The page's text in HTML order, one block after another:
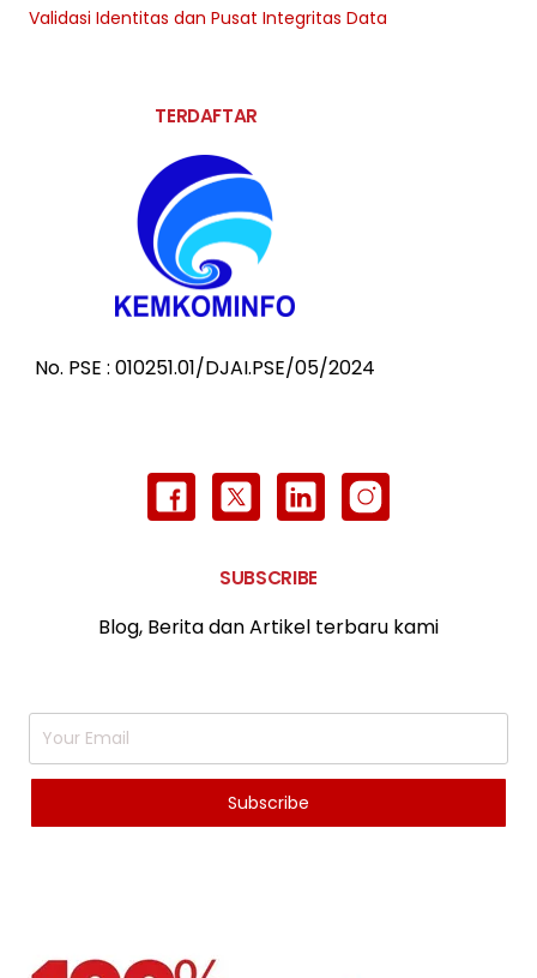
Validasi Identitas dan Pusat Integritas Data
TERDAFTAR
No. PSE : 010251.01/DJAI.PSE/05/2024
SUBSCRIBE
Blog, Berita dan Artikel terbaru kami